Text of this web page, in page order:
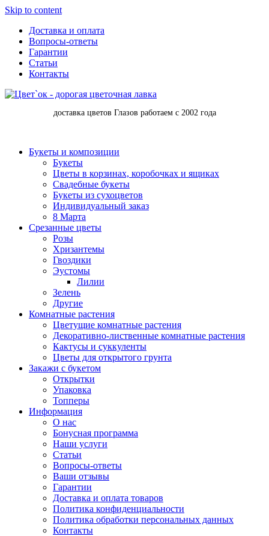
Skip to content
Доставка и оплата
Вопросы-ответы
Гарантии
Статьи
Контакты
доставка цветов Глазов работаем с 2002 года
Букеты и композиции
Букеты
Цветы в корзинах, коробочках и ящиках
Свадебные букеты
Букеты из сухоцветов
Индивидуальный заказ
8 Марта
Срезанные цветы
Розы
Хризантемы
Гвоздики
Эустомы
Лилии
Зелень
Другие
Комнатные растения
Цветущие комнатные растения
Декоративно-лиственные комнатные растения
Кактусы и суккуленты
Цветы для открытого грунта
Закажи с букетом
Открытки
Упаковка
Топперы
Информация
О нас
Бонусная программа
Наши услуги
Статьи
Вопросы-ответы
Ваши отзывы
Гарантии
Доставка и оплата товаров
Политика конфиденциальности
Политика обработки персональных данных
Контакты